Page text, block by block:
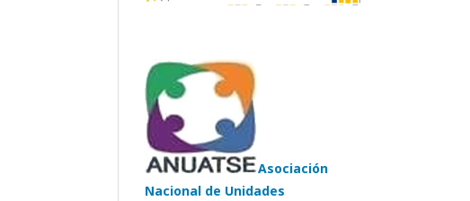
Asociación
Nacional de Unidades